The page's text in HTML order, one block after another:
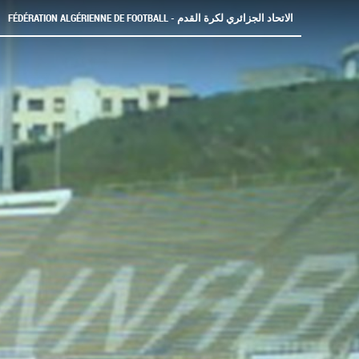
FÉDÉRATION ALGÉRIENNE DE FOOTBALL - الاتحاد الجزائري لكرة القدم